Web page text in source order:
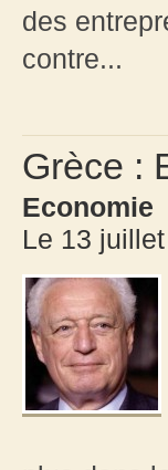
des
contre...
Grèce :
Economie
Le 13